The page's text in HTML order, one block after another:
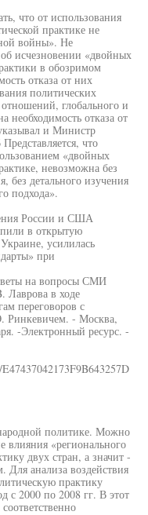
что от использования
практике не
войны». Не
исчезновении «двойных
в обозримом
отказа от них
политических
глобального и
необходимость отказа от
и Министр
что
«двойных
невозможна без
без детального изучения
подхода».
России и США
в открытую
усилилась
при
на вопросы СМИ
Лаврова в ходе
переговоров с
Ринкевичем. - Москва,
-Электронный ресурс. -
политике. Можно
влияния «регионального
двух стран, а значит -
анализа воздействия
практику
2000 по 2008 гг. В этот